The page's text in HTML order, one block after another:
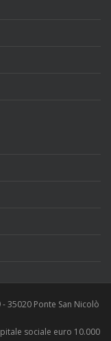
35020 Ponte San Nicolò
sociale euro 10.000